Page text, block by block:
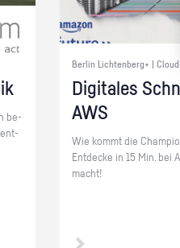
be­
ent­
Berlin Lichtenberg+ |
Di­gi­ta­les
AWS
Wie kommt die
Ent­de­cke in 15 Min. bei
macht!